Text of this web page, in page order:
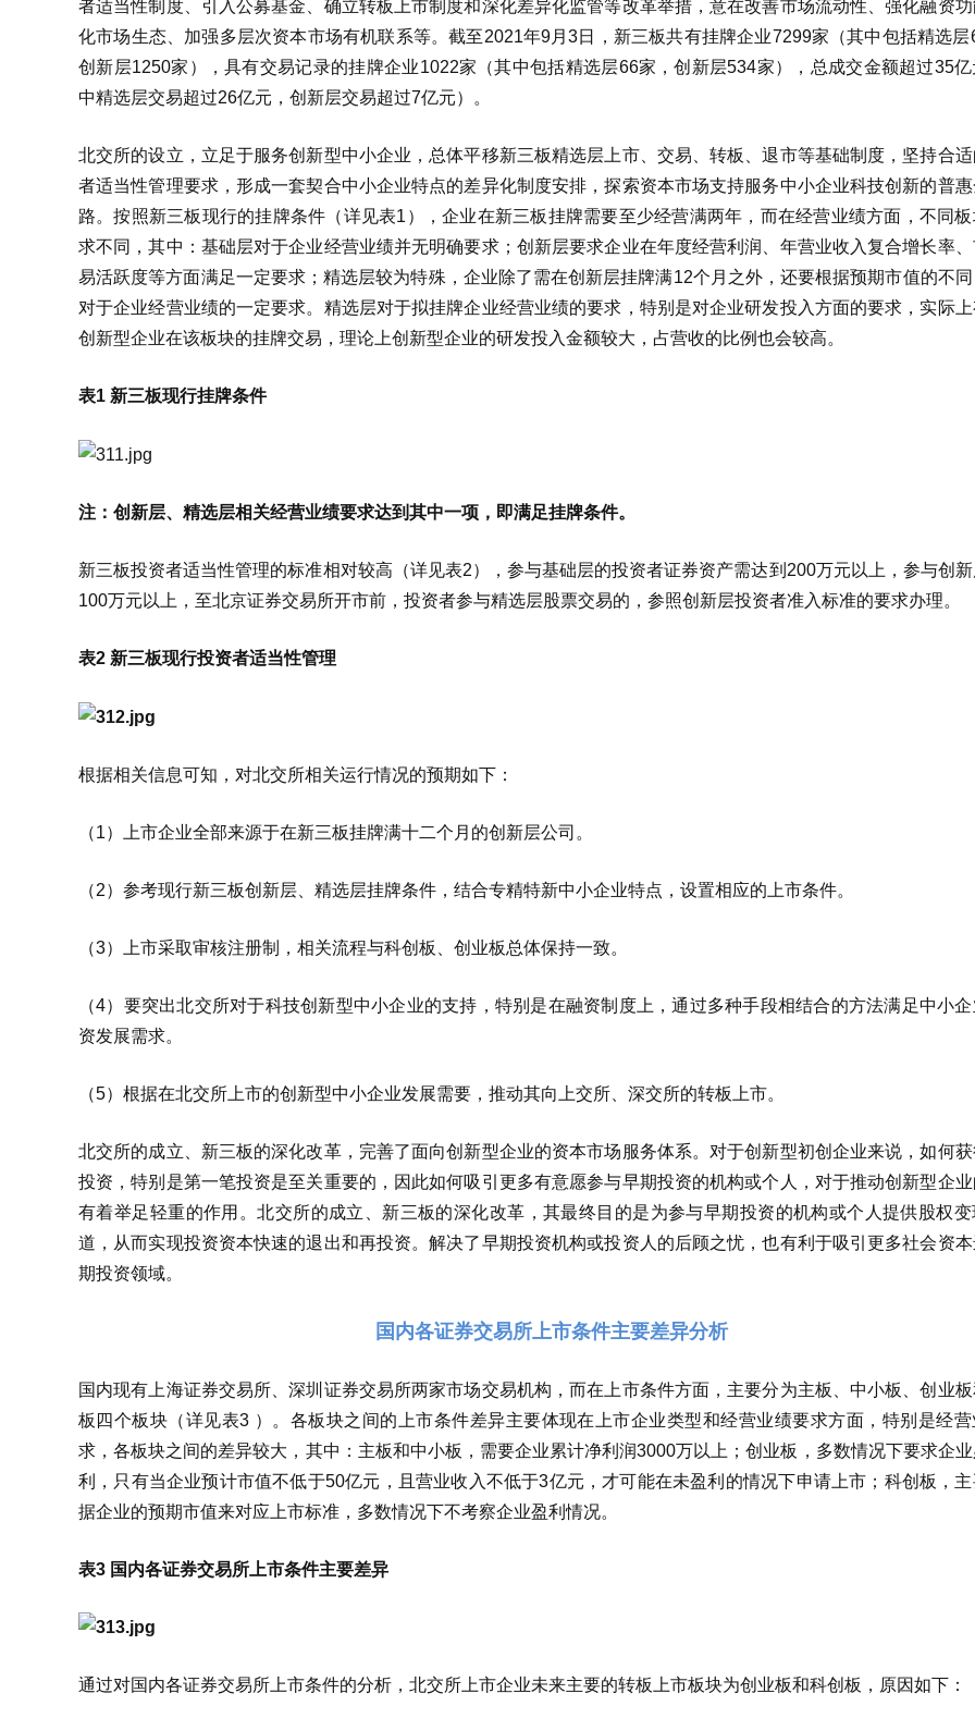
者适当性制度、引入公募基金、确立转板上市制度和深化差异化监管等改革举措，意在改善市场流动性、强化融资
化市场生态、加强多层次资本市场有机联系等。截至2021年9月3日，新三板共有挂牌企业7299家（其中包括精选层
创新层1250家），具有交易记录的挂牌企业1022家（其中包括精选层66家，创新层534家），总成交金额超过35
中精选层交易超过26亿元，创新层交易超过7亿元）。
北交所的设立，立足于服务创新型中小企业，总体平移新三板精选层上市、交易、转板、退市等基础制度，坚持合
者适当性管理要求，形成一套契合中小企业特点的差异化制度安排，探索资本市场支持服务中小企业科技创新的普
路。按照新三板现行的挂牌条件（详见表1），企业在新三板挂牌需要至少经营满两年，而在经营业绩方面，不同
求不同，其中：基础层对于企业经营业绩并无明确要求；创新层要求企业在年度经营利润、年营业收入复合增长率
易活跃度等方面满足一定要求；精选层较为特殊，企业除了需在创新层挂牌满12个月之外，还要根据预期市值的不
对于企业经营业绩的一定要求。精选层对于拟挂牌企业经营业绩的要求，特别是对企业研发投入方面的要求，实际
创新型企业在该板块的挂牌交易，理论上创新型企业的研发投入金额较大，占营收的比例也会较高。
表1 新三板现行挂牌条件
注：创新层、精选层相关经营业绩要求达到其中一项，即满足挂牌条件。
新三板投资者适当性管理的标准相对较高（详见表2），参与基础层的投资者证券资产需达到200万元以上，参与创
100万元以上，至北京证券交易所开市前，投资者参与精选层股票交易的，参照创新层投资者准入标准的要求办理。
表2 新三板现行投资者适当性管理
根据相关信息可知，对北交所相关运行情况的预期如下：
（1）上市企业全部来源于在新三板挂牌满十二个月的创新层公司。
（2）参考现行新三板创新层、精选层挂牌条件，结合专精特新中小企业特点，设置相应的上市条件。
（3）上市采取审核注册制，相关流程与科创板、创业板总体保持一致。
（4）要突出北交所对于科技创新型中小企业的支持，特别是在融资制度上，通过多种手段相结合的方法满足中小
资发展需求。
（5）根据在北交所上市的创新型中小企业发展需要，推动其向上交所、深交所的转板上市。
北交所的成立、新三板的深化改革，完善了面向创新型企业的资本市场服务体系。对于创新型初创企业来说，如何
投资，特别是第一笔投资是至关重要的，因此如何吸引更多有意愿参与早期投资的机构或个人，对于推动创新型企
有着举足轻重的作用。北交所的成立、新三板的深化改革，其最终目的是为参与早期投资的机构或个人提供股权
道，从而实现投资资本快速的退出和再投资。解决了早期投资机构或投资人的后顾之忧，也有利于吸引更多社会资
期投资领域。
国内各证券交易所上市条件主要差异分析
国内现有上海证券交易所、深圳证券交易所两家市场交易机构，而在上市条件方面，主要分为主板、中小板、创业
板四个板块（详见表3 ）。各板块之间的上市条件差异主要体现在上市企业类型和经营业绩要求方面，特别是经
求，各板块之间的差异较大，其中：主板和中小板，需要企业累计净利润3000万以上；创业板，多数情况下要求企
利，只有当企业预计市值不低于50亿元，且营业收入不低于3亿元，才可能在未盈利的情况下申请上市；科创板，
据企业的预期市值来对应上市标准，多数情况下不考察企业盈利情况。
表3 国内各证券交易所上市条件主要差异
通过对国内各证券交易所上市条件的分析，北交所上市企业未来主要的转板上市板块为创业板和科创板，原因如下：